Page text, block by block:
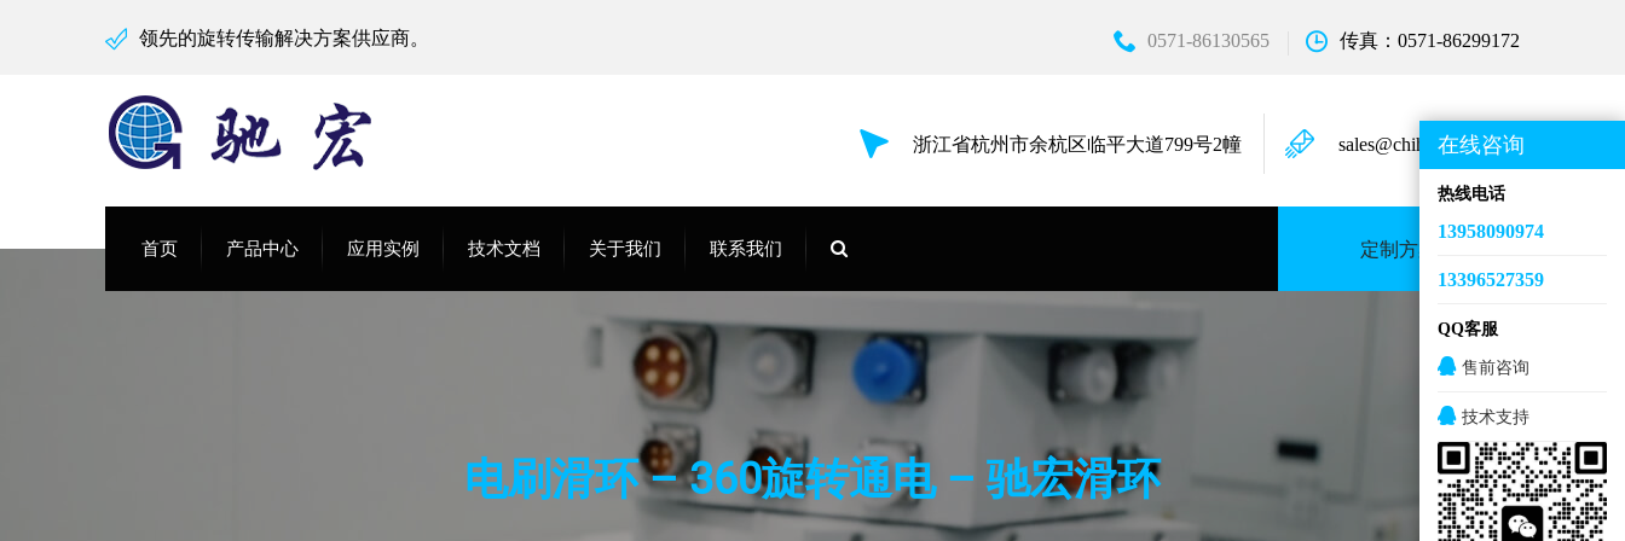
领先的旋转传输解决方案供应商。 0571-86130565 传真：0571-86299172
sales@chihongkeji.com
浙江省杭州市余杭区临平大道799号2幢
首页 产品中心 应用实例 技术文档 关于我们 联系我们 定制方案
电刷滑环 – 360旋转通电 – 驰宏滑环
在线咨询
热线电话
13958090974
13396527359
QQ客服
售前咨询
技术支持